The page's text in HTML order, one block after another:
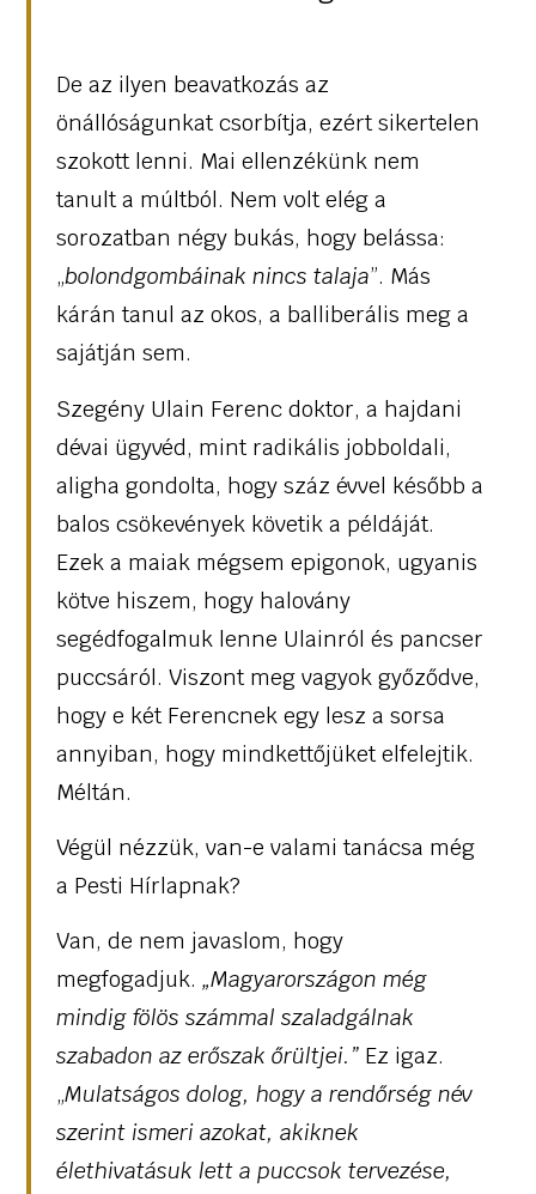
De az ilyen beavatkozás az
önállóságunkat csorbítja, ezért sikertelen
szokott lenni. Mai ellenzékünk nem
tanult a múltból. Nem volt elég a
sorozatban négy bukás, hogy belássa:
„bolondgombáinak nincs talaja”. Más
kárán tanul az okos, a balliberális meg a
sajátján sem.
Szegény Ulain Ferenc doktor, a hajdani
dévai ügyvéd, mint radikális jobboldali,
aligha gondolta, hogy száz évvel később a
balos csökevények követik a példáját.
Ezek a maiak mégsem epigonok, ugyanis
kötve hiszem, hogy halovány
segédfogalmuk lenne Ulainról és pancser
puccsáról. Viszont meg vagyok győződve,
hogy e két Ferencnek egy lesz a sorsa
annyiban, hogy mindkettőjüket elfelejtik.
Méltán.
Végül nézzük, van-e valami tanácsa még
a Pesti Hírlapnak?
Van, de nem javaslom, hogy
megfogadjuk. „Magyarországon még
mindig fölös számmal szaladgálnak
szabadon az erőszak őrültjei.”Ez igaz.
„Mulatságos dolog, hogy a rendőrség név
szerint ismeri azokat, akiknek
élethivatásuk lett a puccsok tervezése,